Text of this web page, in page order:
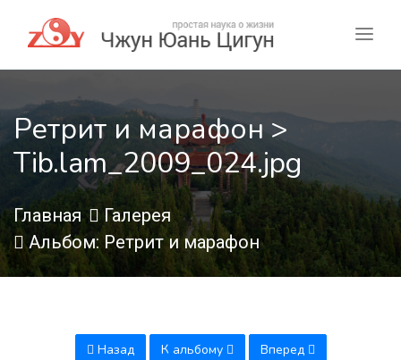
Ретрит и марафон >
Tib.lam_2009_024.jpg
Главная
Галерея
Альбом: Ретрит и марафон
Назад К альбому Вперед